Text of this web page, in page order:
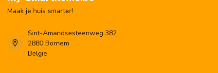
Maak je huis smarter!
Sint-Amandsesteenweg 382
2880 Bornem
België